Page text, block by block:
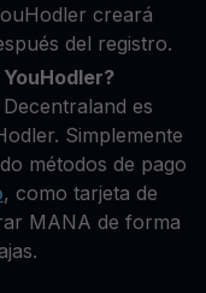
creará
del registro.
es
Simplemente
métodos de pago
, como tarjeta de
MANA de forma